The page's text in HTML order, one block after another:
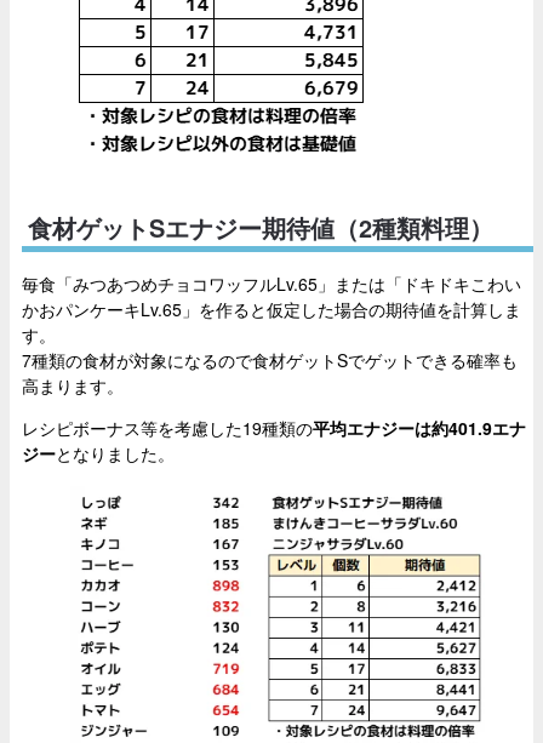
食材ゲットSエナジー期待値（2種類料理）
毎食「みつあつめチョコワッフルLv.65」または「ドキドキこわい
かおパンケーキLv.65」を作ると仮定した場合の期待値を計算しま
す。
7種類の食材が対象になるので食材ゲットSでゲットできる確率も
高まります。
レシピボーナス等を考慮した19種類の平均エナジーは約401.9エナ
ジーとなりました。